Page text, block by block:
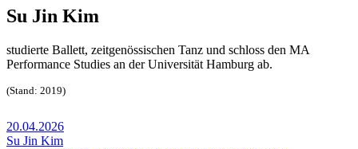
Su Jin Kim
studierte Ballett, zeitgenössischen Tanz und schloss den MA
Performance Studies an der Universität Hamburg ab.
(Stand: 2019)
20.04.2026
Su Jin Kim